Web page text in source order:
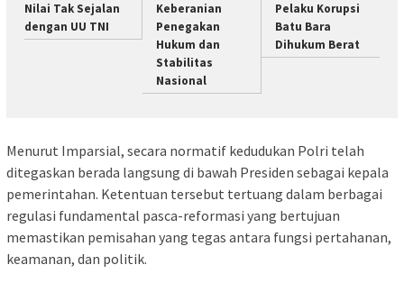
Nilai Tak Sejalan
dengan UU TNI
Keberanian
Penegakan
Hukum dan
Stabilitas
Nasional
Pelaku Korupsi
Batu Bara
Dihukum Berat
Menurut Imparsial, secara normatif kedudukan Polri telah
ditegaskan berada langsung di bawah Presiden sebagai kepala
pemerintahan. Ketentuan tersebut tertuang dalam berbagai
regulasi fundamental pasca-reformasi yang bertujuan
memastikan pemisahan yang tegas antara fungsi pertahanan,
keamanan, dan politik.